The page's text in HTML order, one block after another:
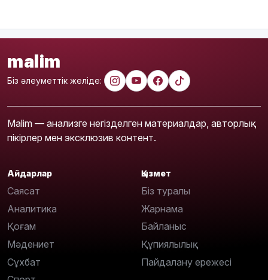
malim
Біз әлеуметтік желіде:
Malim — анализге негізделген материалдар, авторлық
пікірлер мен эксклюзив контент.
Айдарлар
Саясат
Аналитика
Қоғам
Мәдениет
Сұхбат
Қызмет
Біз туралы
Жарнама
Байланыс
Құпиялылық
Пайдалану ережесі